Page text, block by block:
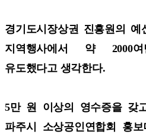
경기도시장상권 진흥원의
지역행사에서 약 2000
유도했다고 생각한다.
5만 원 이상의 영수증을 갖
파주시 소상공인연합회 홍